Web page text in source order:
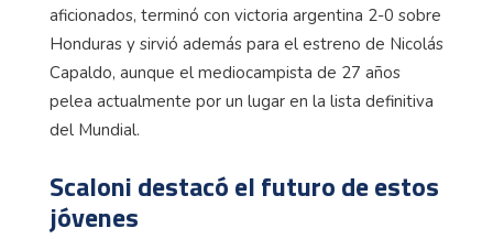
aficionados, terminó con victoria argentina 2-0 sobre
Honduras y sirvió además para el estreno de Nicolás
Capaldo, aunque el mediocampista de 27 años
pelea actualmente por un lugar en la lista definitiva
del Mundial.
Scaloni destacó el futuro de estos
jóvenes